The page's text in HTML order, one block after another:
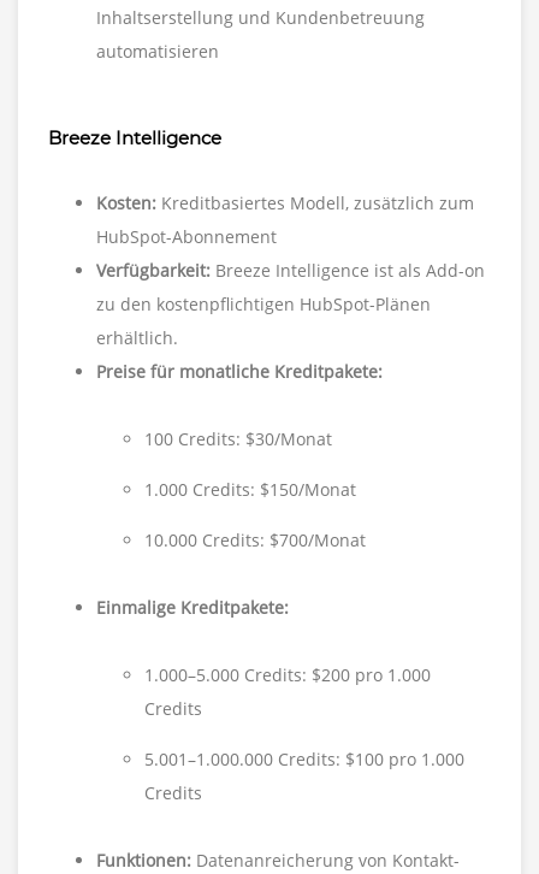
Inhaltserstellung und Kundenbetreuung
automatisieren
Breeze Intelligence
Kosten: Kreditbasiertes Modell, zusätzlich zum
HubSpot-Abonnement
Verfügbarkeit: Breeze Intelligence ist als Add-on
zu den kostenpflichtigen HubSpot-Plänen
erhältlich.
Preise für monatliche Kreditpakete:
100 Credits: $30/Monat
1.000 Credits: $150/Monat
10.000 Credits: $700/Monat
Einmalige Kreditpakete:
1.000–5.000 Credits: $200 pro 1.000
Credits
5.001–1.000.000 Credits: $100 pro 1.000
Credits
Funktionen: Datenanreicherung von Kontakt-